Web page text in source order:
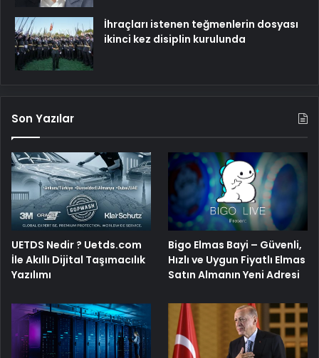
İhraçları istenen teğmenlerin dosyası
ikinci kez disiplin kurulunda
Son Yazılar
UETDS Nedir ? Uetds.com
İle Akıllı Dijital Taşımacılık
Yazılımı
Bigo Elmas Bayi – Güvenli,
Hızlı ve Uygun Fiyatlı Elmas
Satın Almanın Yeni Adresi